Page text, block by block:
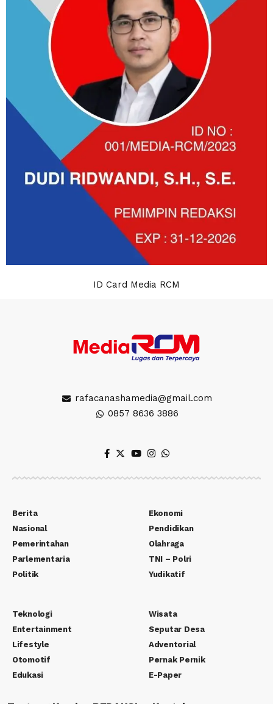
ID Card Media RCM
rafacanashamedia@gmail.com
0857 8636 3886
Berita
Nasional
Pemerintahan
Parlementaria
Politik
Ekonomi
Pendidikan
Olahraga
TNI – Polri
Yudikatif
Teknologi
Entertainment
Lifestyle
Otomotif
Edukasi
Wisata
Seputar Desa
Adventorial
Pernak Pernik
E-Paper